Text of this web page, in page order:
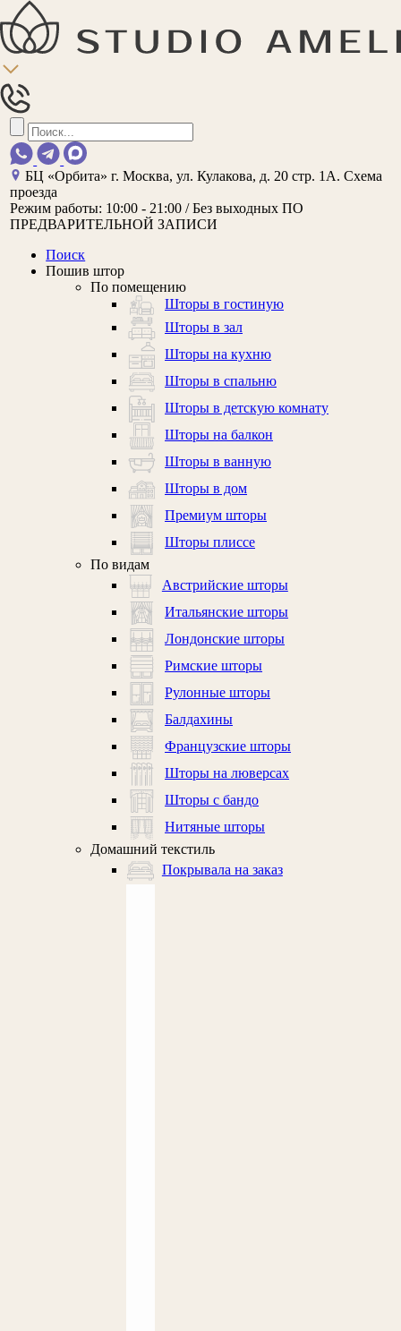
БЦ «Орбита»г. Москва, ул. Кулакова, д. 20 стр. 1А. Схема
проезда
Режим работы: 10:00 - 21:00 / Без выходных ПО
ПРЕДВАРИТЕЛЬНОЙ ЗАПИСИ
Поиск
Пошив штор
По помещению
Шторы в гостиную
Шторы в зал
Шторы на кухню
Шторы в спальню
Шторы в детскую комнату
Шторы на балкон
Шторы в ванную
Шторы в дом
Премиум шторы
Шторы плиссе
По видам
Австрийские шторы
Итальянские шторы
Лондонские шторы
Римские шторы
Рулонные шторы
Балдахины
Французские шторы
Шторы на люверсах
Шторы с бандо
Нитяные шторы
Домашний текстиль
Покрывала на заказ